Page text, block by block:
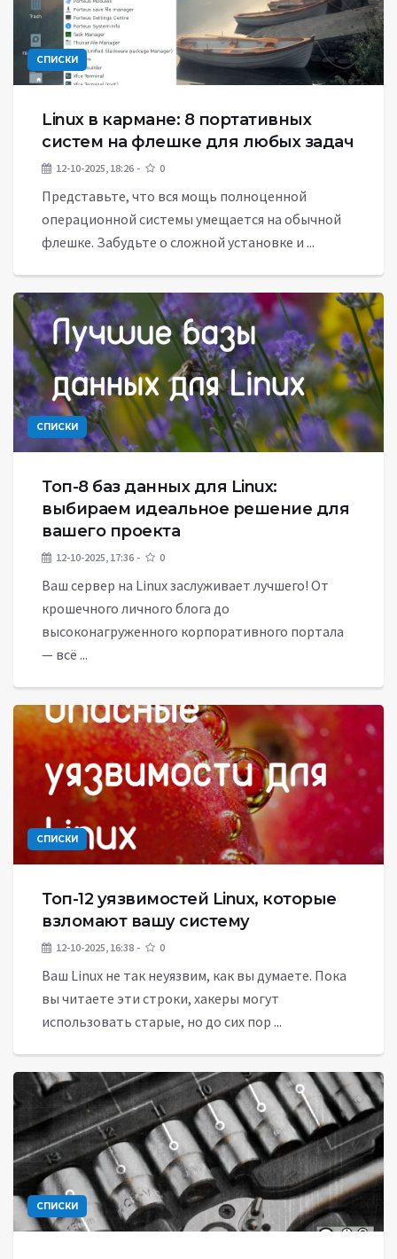
СПИСКИ
Linux в кармане: 8 портативных
систем на флешке для любых задач
12-10-2025, 18:26 0
Представьте, что вся мощь полноценной
операционной системы умещается на обычной
флешке. Забудьте о сложной установке и ...
СПИСКИ
Топ-8 баз данных для Linux:
выбираем идеальное решение для
вашего проекта
12-10-2025, 17:36 0
Ваш сервер на Linux заслуживает лучшего! От
крошечного личного блога до
высоконагруженного корпоративного портала
— всё ...
СПИСКИ
Топ-12 уязвимостей Linux, которые
взломают вашу систему
12-10-2025, 16:38 0
Ваш Linux не так неуязвим, как вы думаете. Пока
вы читаете эти строки, хакеры могут
использовать старые, но до сих пор ...
СПИСКИ